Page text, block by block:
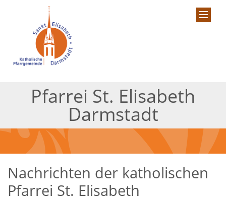
Pfarrei St. Elisabeth
Darmstadt
Nachrichten der katholischen
Pfarrei St. Elisabeth